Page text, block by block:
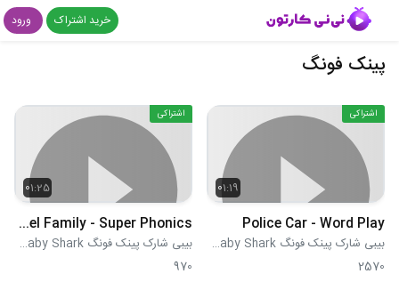
خرید اشتراک ورود
پینک فونگ
01:19
اشتراکی
Police Car - Word Play
بیبی شارک پینک فونگ Pink Fong Baby Shark
2570
01:25
اشتراکی
The Vowel Family - Super Phonics
بیبی شارک پینک فونگ Pink Fong Baby Shark
970